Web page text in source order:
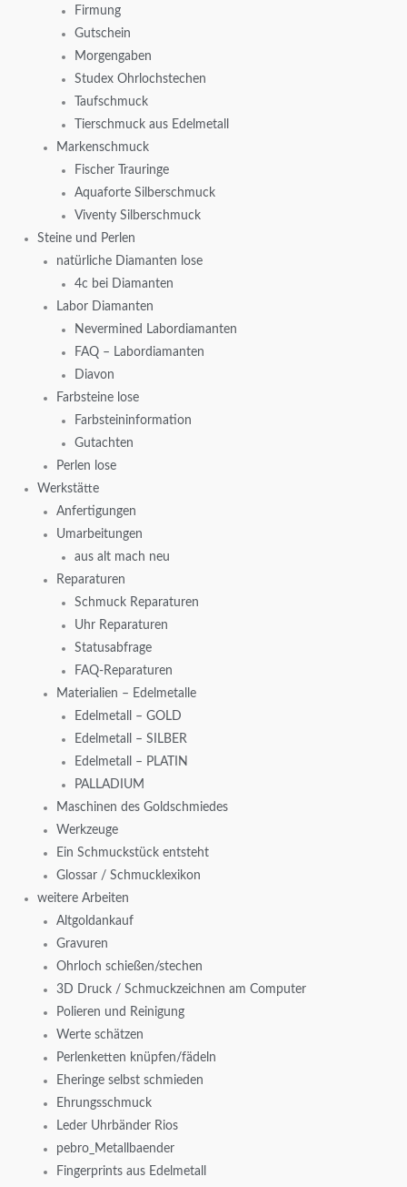
Firmung
Gutschein
Morgengaben
Studex Ohrlochstechen
Taufschmuck
Tierschmuck aus Edelmetall
Markenschmuck
Fischer Trauringe
Aquaforte Silberschmuck
Viventy Silberschmuck
Steine und Perlen
natürliche Diamanten lose
4c bei Diamanten
Labor Diamanten
Nevermined Labordiamanten
FAQ – Labordiamanten
Diavon
Farbsteine lose
Farbsteininformation
Gutachten
Perlen lose
Werkstätte
Anfertigungen
Umarbeitungen
aus alt mach neu
Reparaturen
Schmuck Reparaturen
Uhr Reparaturen
Statusabfrage
FAQ-Reparaturen
Materialien – Edelmetalle
Edelmetall – GOLD
Edelmetall – SILBER
Edelmetall – PLATIN
PALLADIUM
Maschinen des Goldschmiedes
Werkzeuge
Ein Schmuckstück entsteht
Glossar / Schmucklexikon
weitere Arbeiten
Altgoldankauf
Gravuren
Ohrloch schießen/stechen
3D Druck / Schmuckzeichnen am Computer
Polieren und Reinigung
Werte schätzen
Perlenketten knüpfen/fädeln
Eheringe selbst schmieden
Ehrungsschmuck
Leder Uhrbänder Rios
pebro_Metallbaender
Fingerprints aus Edelmetall